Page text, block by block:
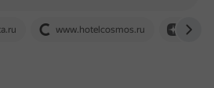
www.hotelcosmos.ru